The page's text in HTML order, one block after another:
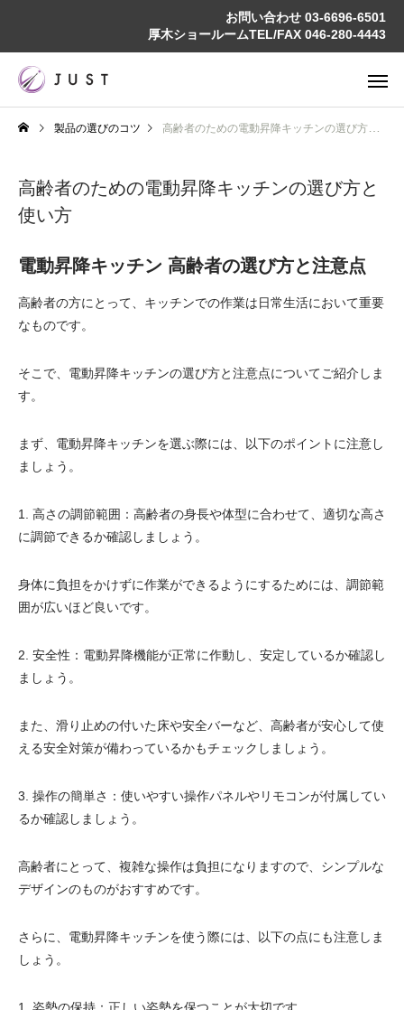
お問い合わせ 03-6696-6501
厚木ショールームTEL/FAX 046-280-4443
電動昇降洗面台
製品の選びのコツ 高齢者のための電動昇降キッチンの選び方と使い方
高齢者のための電動昇降キッチンの選び方と
使い方
電動昇降キッチン 高齢者の選び方と注意点
高齢者の方にとって、キッチンでの作業は日常生活において重要
なものです。
そこで、電動昇降キッチンの選び方と注意点についてご紹介しま
す。
まず、電動昇降キッチンを選ぶ際には、以下のポイントに注意し
ましょう。
1. 高さの調節範囲：高齢者の身長や体型に合わせて、適切な高さ
に調節できるか確認しましょう。
身体に負担をかけずに作業ができるようにするためには、調節範
囲が広いほど良いです。
2. 安全性：電動昇降機能が正常に作動し、安定しているか確認し
ましょう。
また、滑り止めの付いた床や安全バーなど、高齢者が安心して使
える安全対策が備わっているかもチェックしましょう。
3. 操作の簡単さ：使いやすい操作パネルやリモコンが付属してい
るか確認しましょう。
高齢者にとって、複雑な操作は負担になりますので、シンプルな
デザインのものがおすすめです。
さらに、電動昇降キッチンを使う際には、以下の点にも注意しま
しょう。